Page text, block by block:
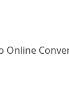
Online